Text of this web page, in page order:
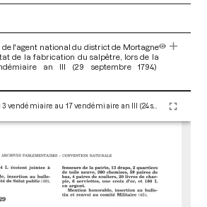
de l'agent national du district de Mortagne
de la fabrication du salpêtre, lors de la
an III (29 septembre 1794)